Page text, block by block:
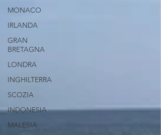
MONACO
IRLANDA
GRAN
BRETAGNA
LONDRA
INGHILTERRA
SCOZIA
INDONESIA
MALESIA